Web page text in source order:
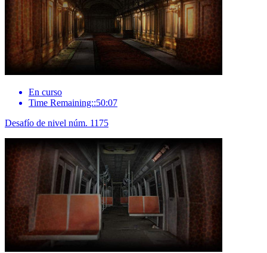
En curso
Time Remaining::50:07
Desafío de nivel núm. 1175